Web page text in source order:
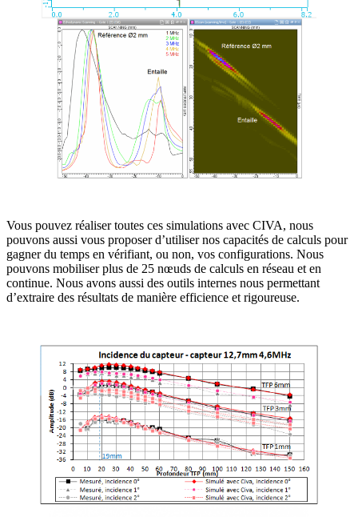
Vous pouvez réaliser toutes ces simulations avec CIVA, nous
pouvons aussi vous proposer d’utiliser nos capacités de calculs pour
gagner du temps en vérifiant, ou non, vos configurations. Nous
pouvons mobiliser plus de 25 nœuds de calculs en réseau et en
continue. Nous avons aussi des outils internes nous permettant
d’extraire des résultats de manière efficience et rigoureuse.